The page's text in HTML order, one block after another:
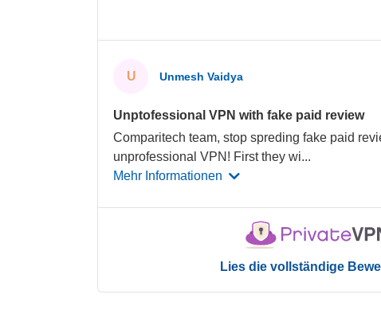
U Unmesh Vaidya
Unptofessional VPN with fake paid review
Comparitech team, stop spreding fake paid
unprofessional VPN! First they wi...
Mehr Informationen
Lies die vollständige